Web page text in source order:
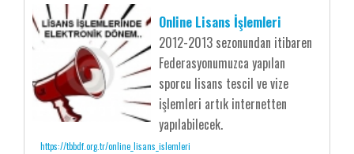
Online Lisans İşlemleri
2012-2013 sezonundan itibaren
Federasyonumuzca yapılan
sporcu lisans tescil ve vize
işlemleri artık internetten
yapılabilecek.
https://tbbdf.org.tr/online_lisans_islemleri